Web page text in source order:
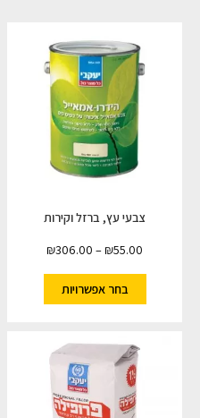
צבעי עץ, ברזל וקירות
₪55.00
–
₪306.00
בחר אפשרויות